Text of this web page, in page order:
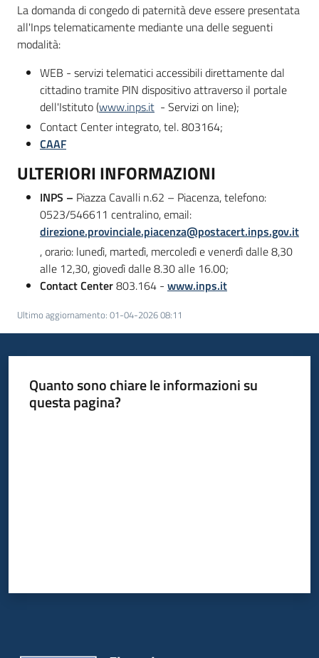
La domanda di congedo di paternità deve essere presentata
all'Inps telematicamente mediante una delle seguenti
modalità:
WEB - servizi telematici accessibili direttamente dal
cittadino tramite PIN dispositivo attraverso il portale
dell'Istituto (www.inps.it - Servizi on line);
Contact Center integrato, tel. 803164;
CAAF
ULTERIORI INFORMAZIONI
INPS – Piazza Cavalli n.62 – Piacenza, telefono:
0523/546611 centralino, email:
direzione.provinciale.piacenza@postacert.inps.gov.it
, orario: lunedì, martedì, mercoledì e venerdì dalle 8,30
alle 12,30, giovedì dalle 8.30 alle 16.00;
Contact Center803.164 - www.inps.it
Ultimo aggiornamento: 01-04-2026 08:11
Quanto sono chiare le informazioni su
questa pagina?